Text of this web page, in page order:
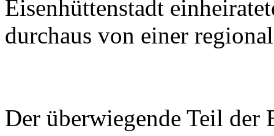
Eisenhüttenstadt
durchaus von einer
Der überwiegende Teil